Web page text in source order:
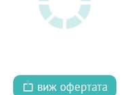
виж офертата